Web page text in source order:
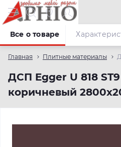
Главная Плитные материалы
ДСП Egger U 818
коричневый
Все о товаре